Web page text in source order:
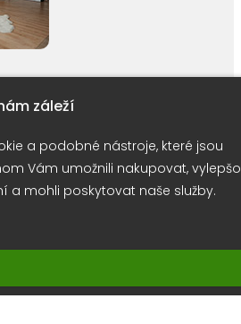
soubory cookie
záleží
a podobné nástroje, které jsou
Vám umožnili nakupovat,
a mohli poskytovat naše služby.